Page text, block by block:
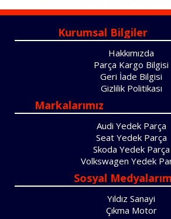
Kurumsal Bilgiler
Hakkımızda
Parça Kargo Bilgisi
Geri İade Bilgisi
Gizlilik Politikası
Markalarımız
Audi Yedek Parça
Seat Yedek Parça
Skoda Yedek Parça
Volkswagen Yedek
Sosyal
Yıldız Sanayi
Çıkma Motor